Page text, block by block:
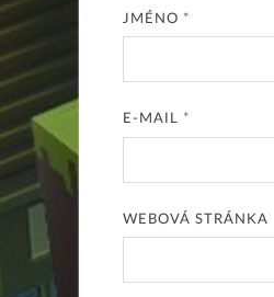
JMÉNO *
E-MAIL *
WEBOVÁ STRÁNKA